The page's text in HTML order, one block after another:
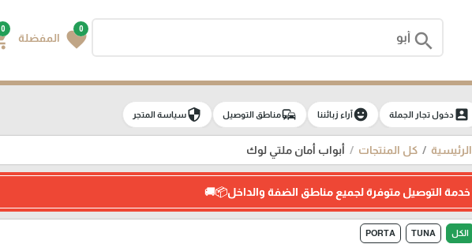
search
0
favorite المفضلة
0
account_boxدخول تجار الجملة emoji_emotionsآراء زبائننا commuteمناطق التوصيل securityسياسة المتجر
الرئيسية كل المنتجات أبواب أمان ملتي لوك
خدمة التوصيل متوفرة لجميع مناطق الضفة والداخل📦🚚
الكل TUNA
PORTA